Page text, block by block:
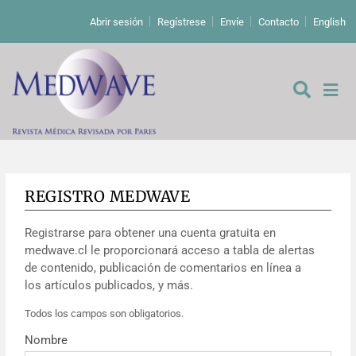
Abrir sesión Regístrese Envíe Contacto English
De los editores
Editoriales
Comentarios
Cartas a los editores
Estudios originales
Estudios cualitativos
REGISTRO MEDWAVE
Registrarse para obtener una cuenta gratuita en
medwave.cl le proporcionará acceso a tabla de alertas
de contenido, publicación de comentarios en línea a
los artículos publicados, y más.
Todos los campos son obligatorios.
Nombre